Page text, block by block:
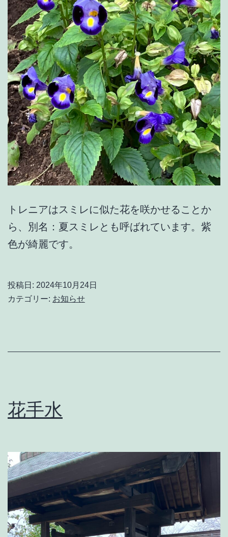
トレニアはスミレに似た花を咲かせることか
ら、別名：夏スミレとも呼ばれています。紫
色が綺麗です。
投稿日: 2024年10月24日
カテゴリー: お知らせ
花手水